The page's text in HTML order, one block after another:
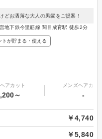
どお洒落な大人の男髪をご提案！
地下鉄今里筋線 関目成育駅 徒歩2分
トが貯まる・使える
アカット
～
メンズヘアカラ
-
￥4,740
￥5,840